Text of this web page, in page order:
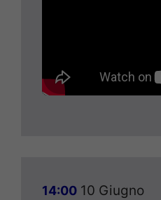
14:00 10 Giugno